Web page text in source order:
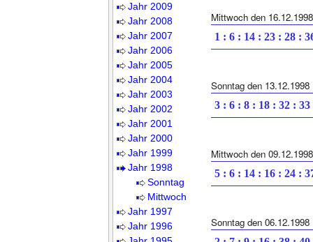
Jahr 2009
Jahr 2008
Jahr 2007
Jahr 2006
Jahr 2005
Jahr 2004
Jahr 2003
Jahr 2002
Jahr 2001
Jahr 2000
Jahr 1999
Jahr 1998
Sonntag
Mittwoch
Jahr 1997
Jahr 1996
Mittwoch den 16.12.1998
1 : 6 : 14 : 23 : 28 :
Sonntag den 13.12.1998
3 : 6 : 8 : 18 : 32 : 33
Mittwoch den 09.12.1998
5 : 6 : 14 : 16 : 24 :
Sonntag den 06.12.1998